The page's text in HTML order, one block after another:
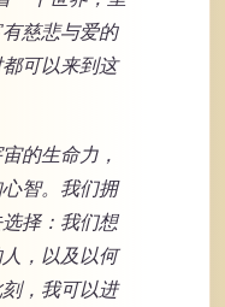
慈悲与爱的
可以来到这
的生命力，
智。我们拥
择：我们想
，以及以何
，我可以进